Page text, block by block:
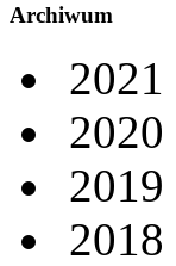
Archiwum
2021
2020
2019
2018